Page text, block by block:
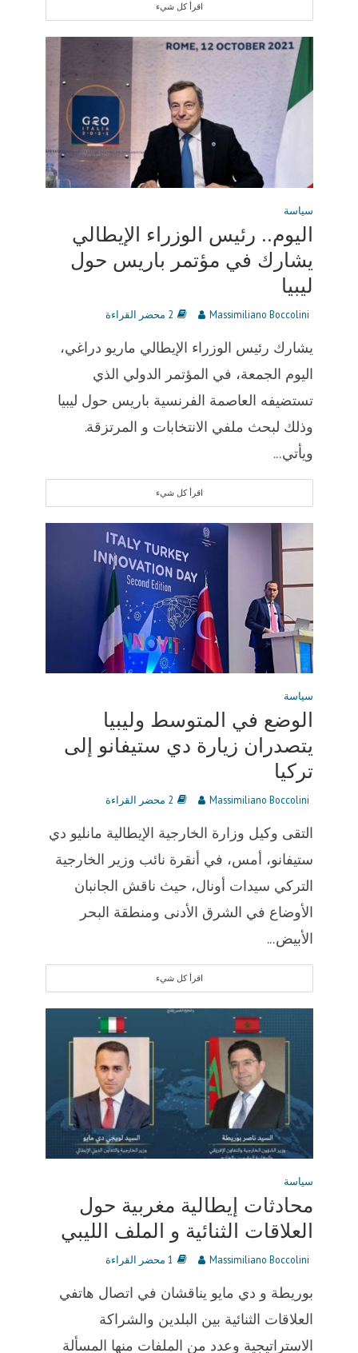
اقرأ كل شيء
سياسة
اليوم.. رئيس الوزراء الإيطالي
يشارك في مؤتمر باريس حول
ليبيا
Massimiliano Boccolini 2 محضر القراءة
يشارك رئيس الوزراء الإيطالي ماريو دراغي،
اليوم الجمعة، في المؤتمر الدولي الذي
تستضيفه العاصمة الفرنسية باريس حول ليبيا
وذلك لبحث ملفي الانتخابات و المرتزقة.
ويأتي...
اقرأ كل شيء
سياسة
الوضع في المتوسط وليبيا
يتصدران زيارة دي ستيفانو إلى
تركيا
Massimiliano Boccolini 2 محضر القراءة
التقى وكيل وزارة الخارجية الإيطالية مانليو دي
ستيفانو، أمس، في أنقرة نائب وزير الخارجية
التركي سيدات أونال، حيث ناقش الجانبان
الأوضاع في الشرق الأدنى ومنطقة البحر
الأبيض...
اقرأ كل شيء
سياسة
محادثات إيطالية مغربية حول
العلاقات الثنائية و الملف الليبي
Massimiliano Boccolini 1 محضر القراءة
بوريطة و دي مايو يناقشان في اتصال هاتفي
العلاقات الثنائية بين البلدين والشراكة
الاستراتيجية وعدد من الملفات منها المسألة